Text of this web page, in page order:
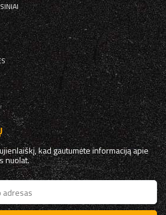
kad gautumėte informaciją apie
nuolat.